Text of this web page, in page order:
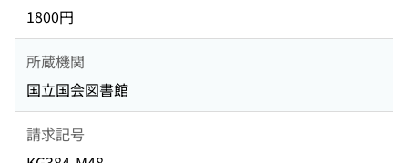
1800円
所蔵機関
国立国会図書館
請求記号